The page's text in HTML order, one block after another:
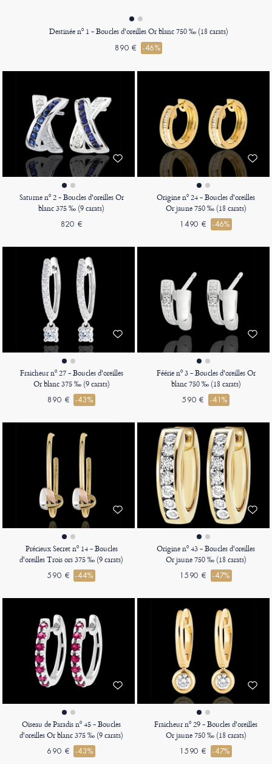
Destinée nº 1 - Boucles d'oreilles Or blanc 750 ‰ (18 carats)
890 € -46%
Saturne nº 2 - Boucles d'oreilles Or
blanc 375 ‰ (9 carats)
820 €
Origine nº 24 - Boucles d'oreilles
Or jaune 750 ‰ (18 carats)
1490 € -46%
Fraicheur nº 27 - Boucles d'oreilles
Or blanc 375 ‰ (9 carats)
890 € -43%
Féérie nº 3 - Boucles d'oreilles Or
blanc 750 ‰ (18 carats)
590 € -41%
Précieux Secret nº 14 - Boucles
d'oreilles Trois ors 375 ‰ (9 carats)
590 € -44%
Origine nº 43 - Boucles d'oreilles
Or jaune 750 ‰ (18 carats)
1590 € -47%
Oiseau de Paradis nº 45 - Boucles
d'oreilles Or blanc 375 ‰ (9 carats)
690 € -43%
Fraicheur nº 29 - Boucles d'oreilles
Or jaune 750 ‰ (18 carats)
1590 € -47%